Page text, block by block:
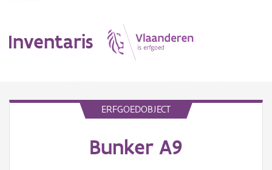
Inventaris
ERFGOEDOBJECT
Bunker A9